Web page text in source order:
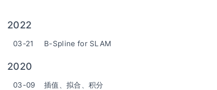
2022
03-21 B-Spline for SLAM
2020
03-09 插值、拟合、积分